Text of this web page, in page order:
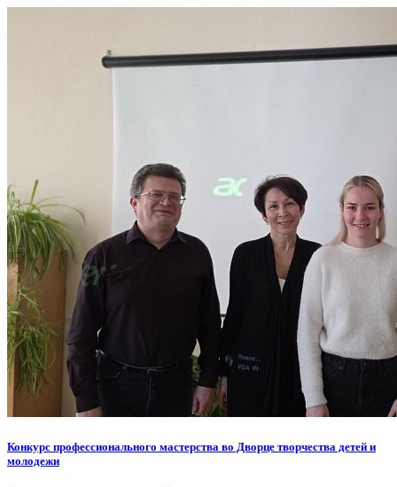
Конкурс профессионального мастерства во Дворце творчества детей и
молодежи